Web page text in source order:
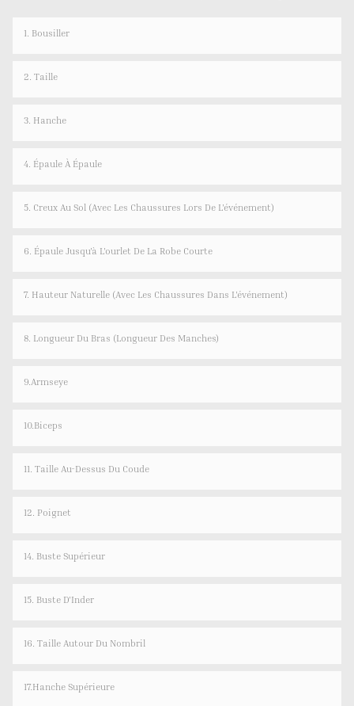
1. Bousiller
2. Taille
3. Hanche
4. Épaule À Épaule
5. Creux Au Sol (avec Les Chaussures Lors De L'événement)
6. Épaule Jusqu'à L'ourlet De La Robe Courte
7. Hauteur Naturelle (avec Les Chaussures Dans L'événement)
8. Longueur Du Bras (longueur Des Manches)
9.Armseye
10.Biceps
11. Taille Au-Dessus Du Coude
12. Poignet
14. Buste Supérieur
15. Buste D'Inder
16. Taille Autour Du Nombril
17.Hanche Supérieure